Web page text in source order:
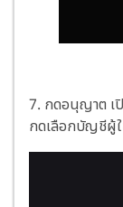
7. กดอนุญาต เ
กดเลือกบัญชีผู้